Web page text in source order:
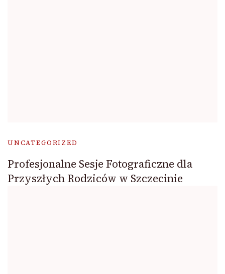
UNCATEGORIZED
Profesjonalne Sesje Fotograficzne dla
Przyszłych Rodziców w Szczecinie